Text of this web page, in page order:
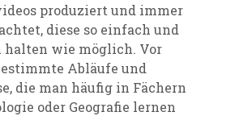
produziert und immer
diese so einfach und
halten wie möglich. Vor
Abläufe und
die man häufig in Fächern
oder Geografie lernen